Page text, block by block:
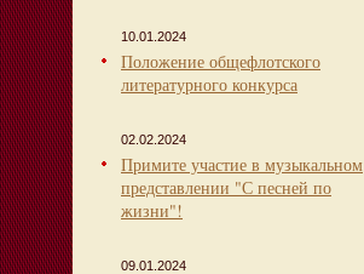
10.01.2024
Положение общефлотского
литературного конкурса
02.02.2024
Примите участие в музыкальном
представлении "С песней по
жизни"!
09.01.2024